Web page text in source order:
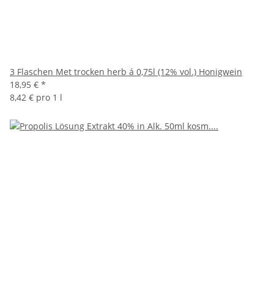
3 Flaschen Met trocken herb á 0,75l (12% vol.) Honigwein
18,95 € *
8,42 € pro 1 l